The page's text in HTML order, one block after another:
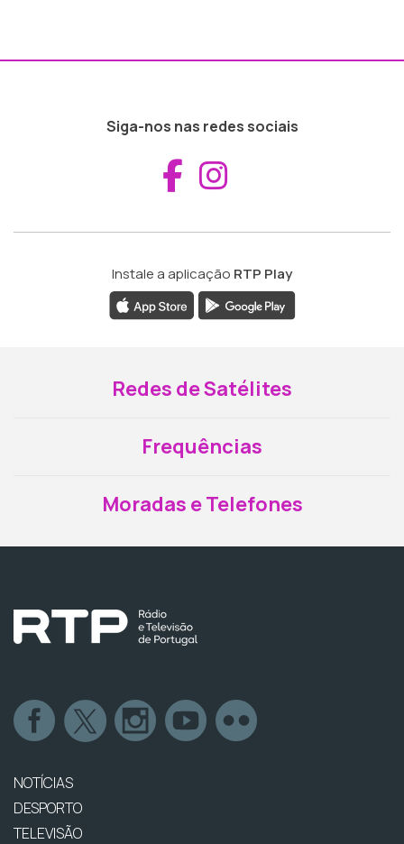
Siga-nos nas redes sociais
Aceder ao
Instale a aplicação RTP Play
Redes de Satélites
Frequências
Moradas e Telefones
NOTÍCIAS
DESPORTO
TELEVISÃO